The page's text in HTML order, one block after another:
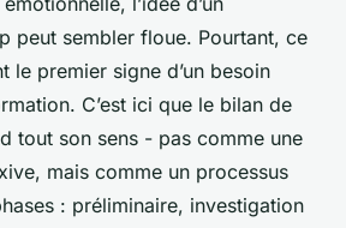
peut sembler floue. Pourtant, ce
le premier signe d’un besoin
C’est ici que le bilan de
tout son sens - pas comme une
mais comme un processus
: préliminaire, investigation